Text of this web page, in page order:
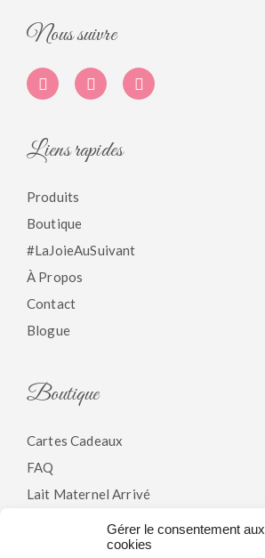
Gérer le consentement aux
cookies
Nous suivre
Liens rapides
Produits
Boutique
#LaJoieAuSuivant
À Propos
Contact
Blogue
Boutique
Cartes Cadeaux
FAQ
Lait Maternel Arrivé